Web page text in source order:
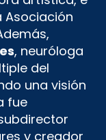
Asociación
, neuróloga
del
una visión
fue
y creador